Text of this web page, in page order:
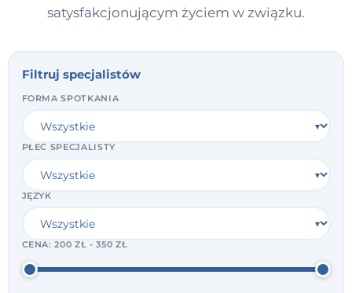
satysfakcjonującym życiem w związku.
Filtruj specjalistów
FORMA SPOTKANIA
PŁEĆ SPECJALISTY
JĘZYK
CENA:200 ZŁ - 350 ZŁ